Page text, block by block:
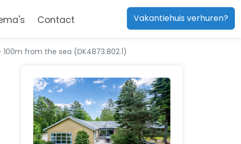
Contact Vakantiehuis verhuren?
from the sea (DK4873.802.1)